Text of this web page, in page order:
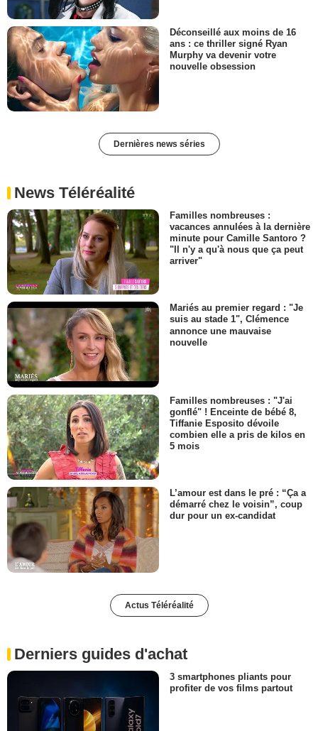
Déconseillé aux moins de 16
ans : ce thriller signé Ryan
Murphy va devenir votre
nouvelle obsession
Dernières news séries
News Téléréalité
Familles nombreuses :
vacances annulées à la dernière
minute pour Camille Santoro ?
"Il n'y a qu'à nous que ça peut
arriver"
Mariés au premier regard : "Je
suis au stade 1", Clémence
annonce une mauvaise
nouvelle
Familles nombreuses : "J'ai
gonflé" ! Enceinte de bébé 8,
Tiffanie Esposito dévoile
combien elle a pris de kilos en
5 mois
L’amour est dans le pré : “Ça a
démarré chez le voisin”, coup
dur pour un ex-candidat
Actus Téléréalité
Derniers guides d'achat
3 smartphones pliants pour
profiter de vos films partout